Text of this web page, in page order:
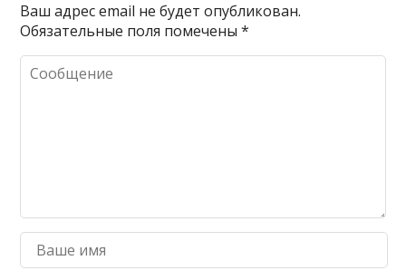
Ваш адрес email не будет опубликован.
Обязательные поля помечены*